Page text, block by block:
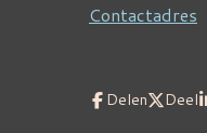
Contactadres
Delen Deel